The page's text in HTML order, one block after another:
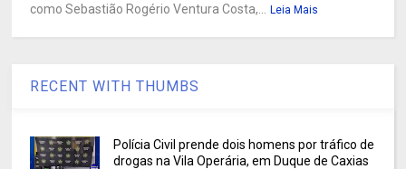
como Sebastião Rogério Ventura Costa,...
Leia Mais
RECENT WITH THUMBS
Polícia Civil prende dois homens por tráfico de
drogas na Vila Operária, em Duque de Caxias